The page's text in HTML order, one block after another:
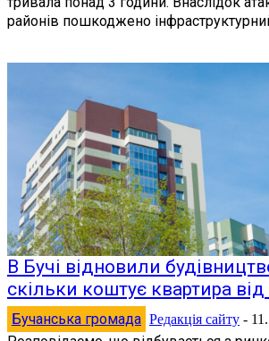
районів пошкоджено
В Бучі відновили
скільки коштує квартира
Бучанська громада Редакція сайту -